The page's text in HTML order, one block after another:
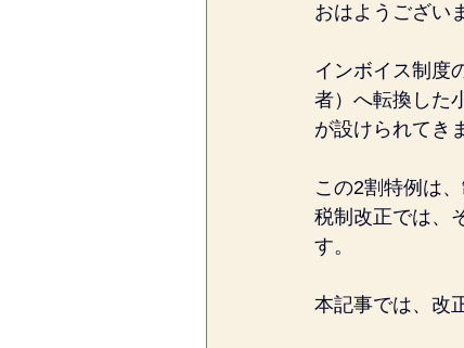
おはようござい
インボイス制度
者）へ転換した
が設けられてき
この2割特例は
税制改正では、
す。
本記事では、改